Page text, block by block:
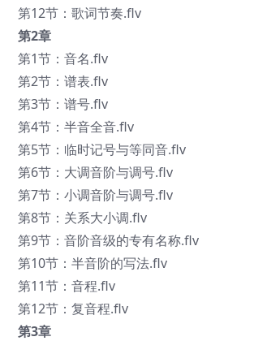
第12节：歌词节奏.flv
第2章
第1节：音名.flv
第2节：谱表.flv
第3节：谱号.flv
第4节：半音全音.flv
第5节：临时记号与等同音.flv
第6节：大调音阶与调号.flv
第7节：小调音阶与调号.flv
第8节：关系大小调.flv
第9节：音阶音级的专有名称.flv
第10节：半音阶的写法.flv
第11节：音程.flv
第12节：复音程.flv
第3章